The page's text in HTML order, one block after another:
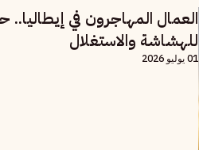
العمال المهاجرون في
للهشاشة والاستغلال
01 يوليو 2026